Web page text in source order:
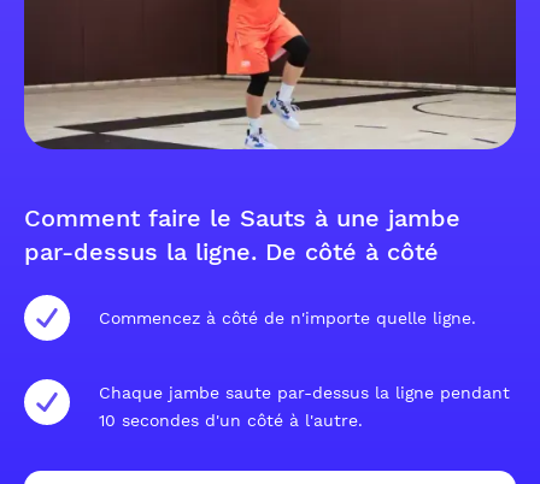
Comment faire le Sauts à une jambe
par-dessus la ligne. De côté à côté
Commencez à côté de n'importe quelle ligne.
Chaque jambe saute par-dessus la ligne pendant
10 secondes d'un côté à l'autre.